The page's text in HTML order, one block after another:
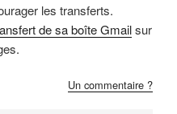
les transferts.
de sa boîte Gmailsur
Un commentaire ?